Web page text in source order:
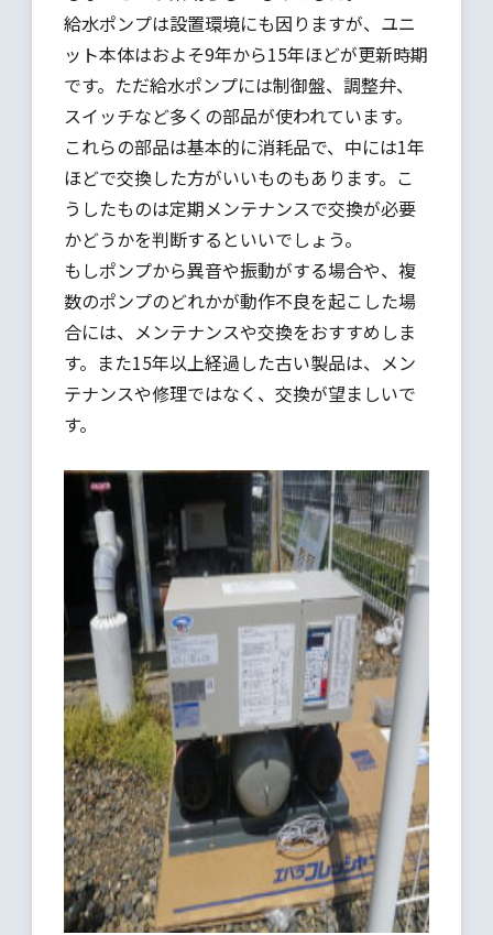
給水ポンプは設置環境にも因りますが、ユニ
ット本体はおよそ9年から15年ほどが更新時期
です。ただ給水ポンプには制御盤、調整弁、
スイッチなど多くの部品が使われています。
これらの部品は基本的に消耗品で、中には1年
ほどで交換した方がいいものもあります。こ
うしたものは定期メンテナンスで交換が必要
かどうかを判断するといいでしょう。
もしポンプから異音や振動がする場合や、複
数のポンプのどれかが動作不良を起こした場
合には、メンテナンスや交換をおすすめしま
す。また15年以上経過した古い製品は、メン
テナンスや修理ではなく、交換が望ましいで
す。